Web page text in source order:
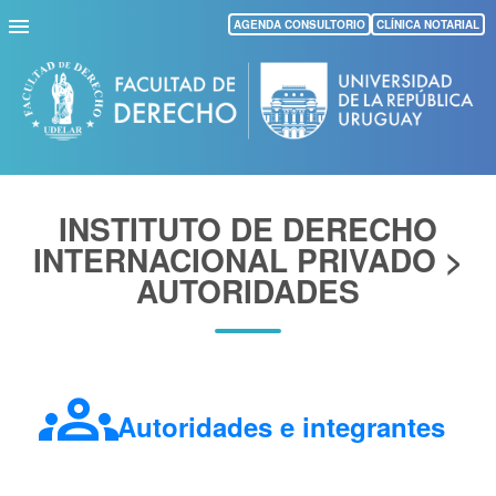
Pasar
al
contenido
principal
AGENDA CONSULTORIO CLÍNICA NOTARIAL
INSTITUTO DE DERECHO
INTERNACIONAL PRIVADO >
AUTORIDADES
groupsAutoridades e integrantes